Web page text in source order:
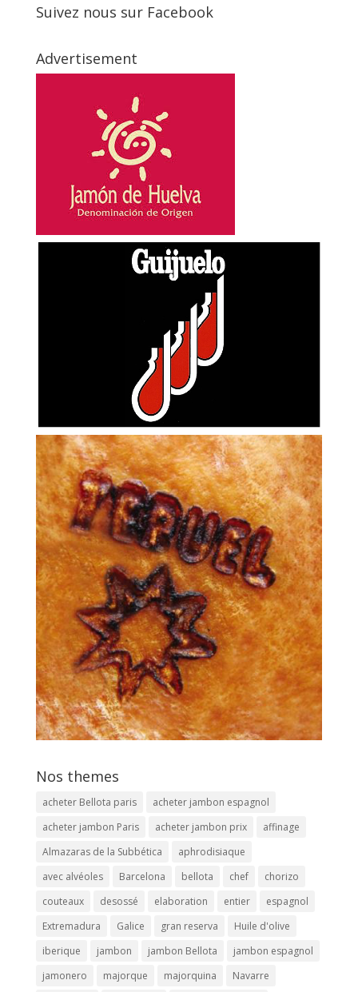
Suivez nous sur Facebook
Advertisement
Nos themes
acheter Bellota paris
acheter jambon espagnol
acheter jambon Paris
acheter jambon prix
affinage
Almazaras de la Subbética
aphrodisiaque
avec alvéoles
Barcelona bellota chef
chorizo
couteaux
desossé elaboration entier
espagnol
Extremadura
Galice gran reserva
Huile d'olive
iberique
jambon jambon Bellota
jambon espagnol
jamonero
majorque majorquina
Navarre